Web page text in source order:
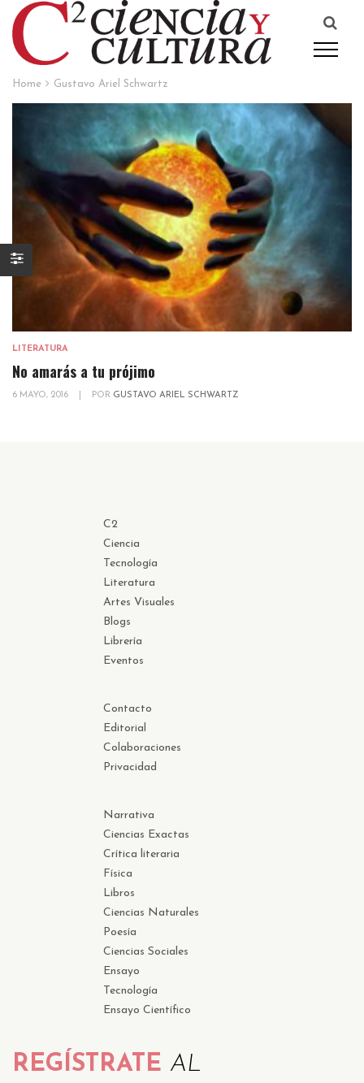
Home Gustavo Ariel Schwartz
LITERATURA
No amarás a tu prójimo
6 MAYO, 2016 POR GUSTAVO ARIEL SCHWARTZ
C2
Ciencia
Tecnología
Literatura
Artes Visuales
Blogs
Librería
Eventos
Contacto
Editorial
Colaboraciones
Privacidad
Narrativa
Ciencias Exactas
Crítica literaria
Física
Libros
Ciencias Naturales
Poesía
Ciencias Sociales
Ensayo
Tecnología
Ensayo Científico
REGÍSTRATE AL